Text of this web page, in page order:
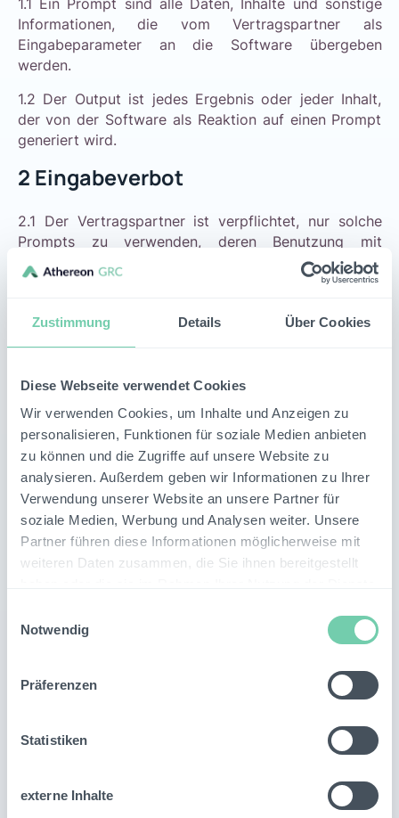
Zustimmung Details Über Cookies
Diese Webseite verwendet Cookies
Wir verwenden Cookies, um Inhalte und Anzeigen zu
personalisieren, Funktionen für soziale Medien anbieten
zu können und die Zugriffe auf unsere Website zu
analysieren. Außerdem geben wir Informationen zu Ihrer
Verwendung unserer Website an unsere Partner für
soziale Medien, Werbung und Analysen weiter. Unsere
Partner führen diese Informationen möglicherweise mit
weiteren Daten zusammen, die Sie ihnen bereitgestellt
Notwendig
Präferenzen
Statistiken
externe Inhalte
1.1 Ein Prompt sind alle Daten, Inhalte und sonstige
Informationen, die vom Vertragspartner als
Eingabeparameter an die Software übergeben
werden.
1.2 Der Output ist jedes Ergebnis oder jeder Inhalt,
der von der Software als Reaktion auf einen Prompt
generiert wird.
2 Eingabeverbot
2.1 Der Vertragspartner ist verpflichtet, nur solche
Prompts zu verwenden, deren Benutzung mit
geltendem Recht in Einklang stehen.
verwenden, die gegen behördliche Auflagen
2.3 Es obliegt dem Vertragspartner, die
Rechtmäßigkeit der Nutzung eines Prompts zu
prüfen.
3Nutzungsberechtigung des
Inputs
Der Vertragspartner räumt Athereon eine einfache,
übertragbare und zeitlich auf die Dauer des
verändern und in der Software zu verwenden.
4.1 Athereon ist berechtigt, einen vom
Rechtmäßigkeit zu prüfen.
unmittelbar zu löschen noch bevor dieser dem